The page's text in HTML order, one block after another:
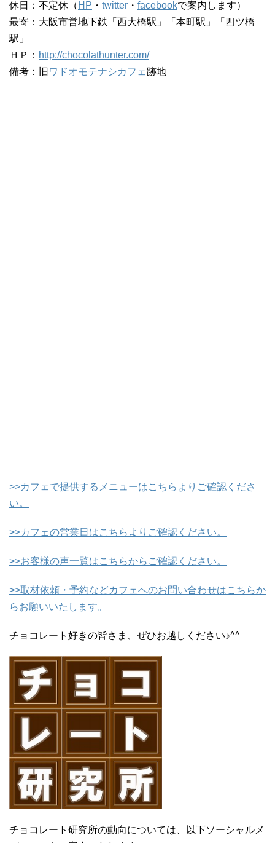
休日：不定休（ HP ・ twitter ・ facebookで案内します）
最寄：大阪市営地下鉄「西大橋駅」「本町駅」「四ツ橋
駅」
ＨＰ： http://chocolathunter.com/
備考：旧 ワドオモテナシカフェ 跡地
>>カフェで提供するメニューはこちらよりご確認くださ
い。
>>カフェの営業日はこちらよりご確認ください。
>>お客様の声一覧はこちらからご確認ください。
>>取材依頼・予約などカフェへのお問い合わせはこちらか
らお願いいたします。
チョコレート好きの皆さま、ぜひお越しください♪^^
チョコレート研究所の動向については、以下ソーシャルメ